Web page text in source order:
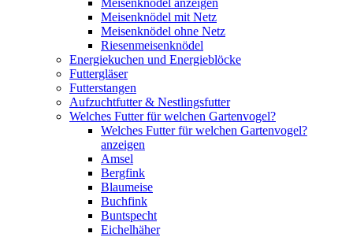
Meisenknödel mit Netz
Meisenknödel ohne Netz
Riesenmeisenknödel
Energiekuchen und Energieblöcke
Futtergläser
Futterstangen
Aufzuchtfutter & Nestlingsfutter
Welches Futter für welchen Gartenvogel?
Welches Futter für welchen Gartenvogel?
anzeigen
Amsel
Bergfink
Blaumeise
Buchfink
Buntspecht
Eichelhäher